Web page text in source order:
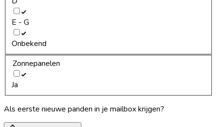
E - G
Onbekend
Zonnepanelen
Ja
Als eerste nieuwe panden in je mailbox krijgen?